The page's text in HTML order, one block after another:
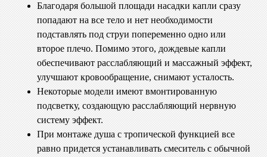
Благодаря большой площади насадки капли сразу
попадают на все тело и нет необходимости
подставлять под струи попеременно одно или
второе плечо. Помимо этого, дождевые капли
обеспечивают расслабляющий и массажный эффект,
улучшают кровообращение, снимают усталость.
Некоторые модели имеют вмонтированную
подсветку, создающую расслабляющий нервную
систему эффект.
При монтаже душа с тропической функцией все
равно придется устанавливать смеситель с обычной